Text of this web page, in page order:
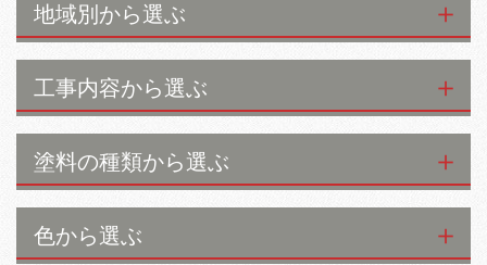
地域別から選ぶ
工事内容から選ぶ
塗料の種類から選ぶ
色から選ぶ